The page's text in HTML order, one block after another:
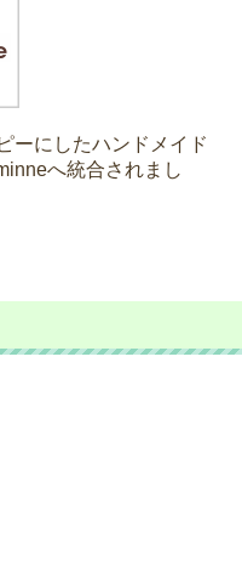
ーにしたハンドメイド
へ統合されまし